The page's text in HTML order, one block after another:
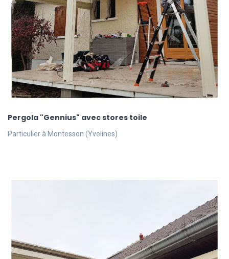
Pergola "Gennius" avec stores toile
Particulier à Montesson (Yvelines)